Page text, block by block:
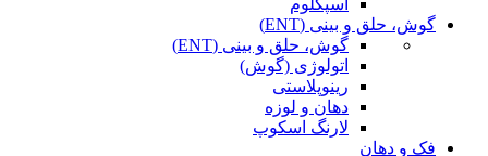
اسپکلوم
گوش، حلق و بینی (ENT)
گوش، حلق و بینی (ENT)
اتولوژی (گوش)
رینوپلاستی
دهان و لوزه
لارنگ اسکوپ
فک و دهان